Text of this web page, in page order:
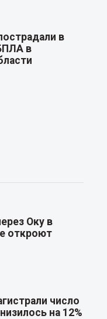
в
в
Оку в
откроют
число
на 12%